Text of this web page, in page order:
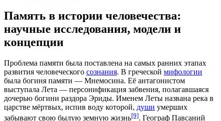
Память в истории человечества:
научные исследования, модели и
концепции
Проблема памяти была поставлена на самых ранних этапах
развития человеческого сознания. В греческой мифологии
была богиня памяти — Мнемосина. Её антагонистом
выступала Лета — персонификация забвения, полагавшаяся
дочерью богини раздора Эриды. Именем Леты названа река в
царстве мёртвых, испив воду которой, души умерших
забывают свою былую земную жизнь[9]. Географ Павсаний